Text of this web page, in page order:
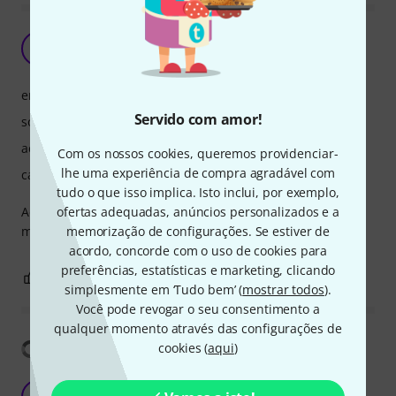
Servido com amor!
Com os nossos cookies, queremos providenciar-
lhe uma experiência de compra agradável com
tudo o que isso implica. Isto inclui, por exemplo,
ofertas adequadas, anúncios personalizados e a
memorização de configurações. Se estiver de
acordo, concorde com o uso de cookies para
preferências, estatísticas e marketing, clicando
simplesmente em ‘Tudo bem’ (mostrar todos).
Você pode revogar o seu consentimento a
qualquer momento através das configurações de
cookies (aqui)
Som equilibrado
Portilho 14.11.2022
Adorei, um som muito equilibrado e com uma afinação
muito boa em toda a extensão.
endereço
som
acabamento
características
0 REPORTAR A CRÍTICA
Mostrar tradução
Impressed, with one caveat